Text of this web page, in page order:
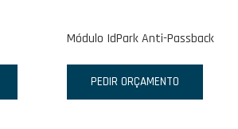
Módulo IdPark Anti-Passback
PEDIR ORÇAMENTO